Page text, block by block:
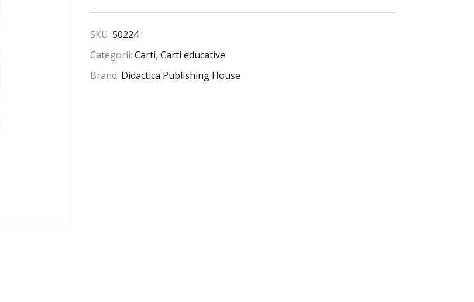
SKU:50224
Categorii:Carti,Carti educative
Brand: Didactica Publishing House